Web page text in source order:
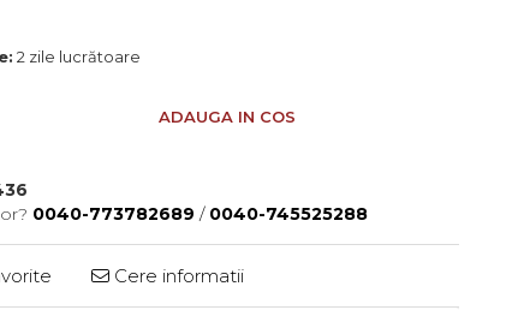
2 zile lucrătoare
ADAUGA IN COS
0040-773782689 / 0040-745525288
Cere informatii